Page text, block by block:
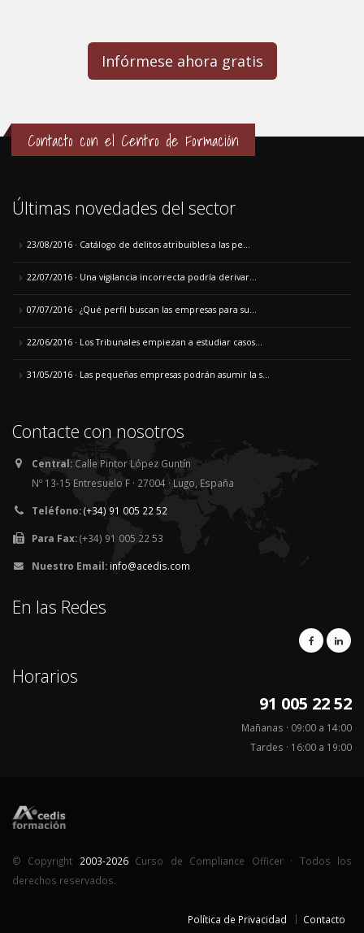
Infórmese ahora gratis
Contacto con el Centro de Formación
Últimas novedades del sector
23/08/2016 · Catálogo de delitos atribuibles a las pe...
22/07/2016 · Una vigilancia incorrecta podría derivar...
07/07/2016 · ¿Qué perfil buscan las empresas para su...
22/06/2016 · Los Tribunales empiezan a estudiar casos...
31/05/2016 · Las pequeñas empresas podrán asumir la s...
Contacte con nosotros
Central: Calle Pintor López Guntín
Nº 13-15 Entresuelo F · 27004 · Lugo, España
Teléfono:(+34) 91 005 22 52
Para Fax:(+34) 91 005 22 53
Nuestro Email: info@acedis.com
En las Redes
Horarios
91 005 22 52
Mañanas · 09:00 a 14:00
Tardes · 16:00 a 19:00
© Copyright 2003-2026Curso de Compliance Officer · Todos los
derechos reservados.
Política de Privacidad Contacto